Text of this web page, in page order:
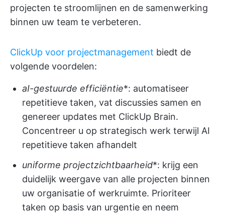
projecten te stroomlijnen en de samenwerking
binnen uw team te verbeteren.
ClickUp voor projectmanagement biedt de
volgende voordelen:
aI-gestuurde efficiëntie*: automatiseer
repetitieve taken, vat discussies samen en
genereer updates met ClickUp Brain.
Concentreer u op strategisch werk terwijl AI
repetitieve taken afhandelt
uniforme projectzichtbaarheid*: krijg een
duidelijk weergave van alle projecten binnen
uw organisatie of werkruimte. Prioriteer
taken op basis van urgentie en neem